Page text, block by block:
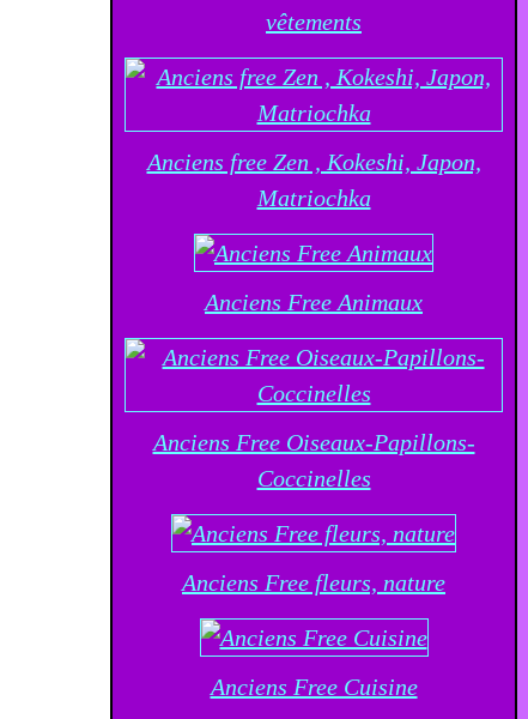
vêtements
Anciens free Zen , Kokeshi, Japon,
Matriochka
Anciens Free Animaux
Anciens Free Oiseaux-Papillons-
Coccinelles
Anciens Free fleurs, nature
Anciens Free Cuisine